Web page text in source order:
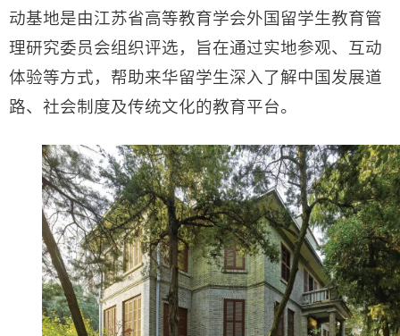
动基地是由江苏省高等教育学会外国留学生教育管
理研究委员会组织评选，旨在通过实地参观、互动
体验等方式，帮助来华留学生深入了解中国发展道
路、社会制度及传统文化的教育平台。